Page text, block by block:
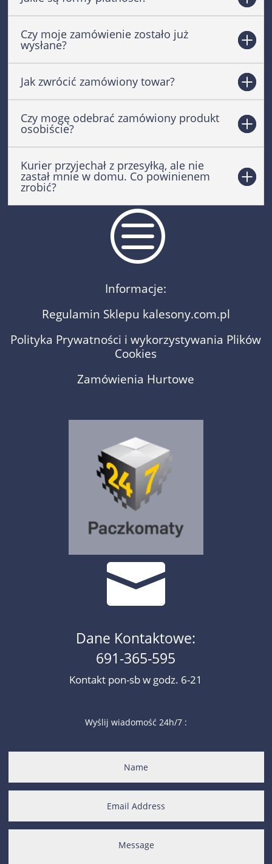
Czy moje zamówienie zostało już
wysłane?
Jak zwrócić zamówiony towar?
Czy mogę odebrać zamówiony produkt
osobiście?
Kurier przyjechał z przesyłką, ale nie
zastał mnie w domu. Co powinienem
zrobić?
c
Informacje:
Regulamin Sklepu kalesony.com.pl
Polityka Prywatności i wykorzystywania Plików
Cookies
Zamówienia Hurtowe

Dane Kontaktowe:
691-365-595
Kontakt pon-sb w godz. 6-21
Wyślij wiadomość 24h/7 :